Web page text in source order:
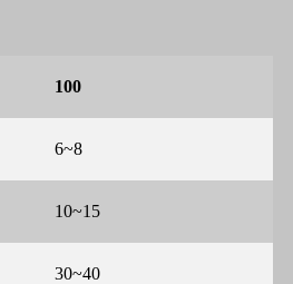
100
6~8
10~15
30~40